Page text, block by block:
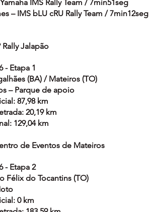
IMS Rally Team / 7min51seg
– IMS bLU cRU Rally Team / 7min12seg
Rally Jalapão
- Etapa 1
(BA) / Mateiros (TO)
– Parque de apoio
87,98 km
20,19 km
129,04 km
de Eventos de Mateiros
- Etapa 2
Félix do Tocantins (TO)
0 km